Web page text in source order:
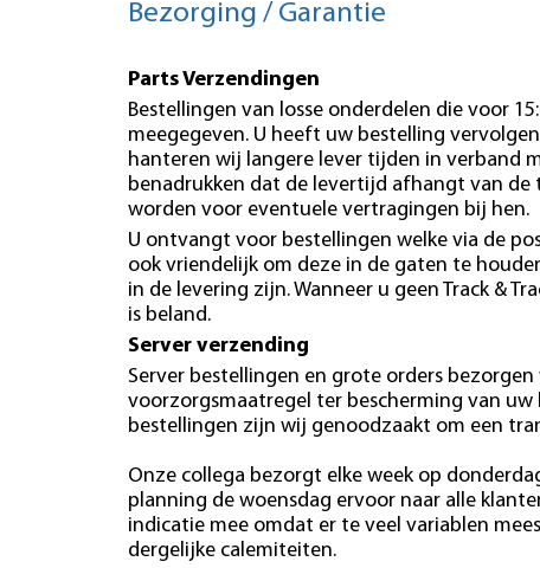
Bezorging / Garantie
Parts Verzendingen
Bestellingen van losse onderdelen die voor
meegegeven. U heeft uw bestelling
hanteren wij langere lever tijden in verband
benadrukken dat de levertijd afhangt van
worden voor eventuele vertragingen bij hen.
U ontvangt voor bestellingen welke via de
ook vriendelijk om deze in de gaten te
in de levering zijn. Wanneer u geen Track &
is beland.
Server verzending
Server bestellingen en grote orders
voorzorgsmaatregel ter bescherming van
bestellingen zijn wij genoodzaakt om een
Onze collega bezorgt elke week op
planning de woensdag ervoor naar alle
indicatie mee omdat er te veel variablen
dergelijke calemiteiten.